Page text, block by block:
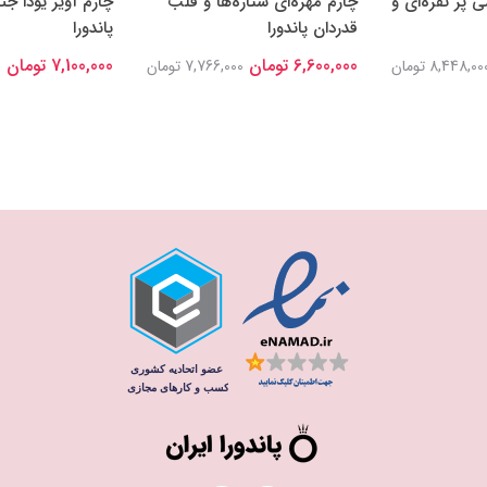
تومان
قدردان پاندورا
6,600,000 تومان 7,766,000 تومان
پاندورا
7,100,000 تومان